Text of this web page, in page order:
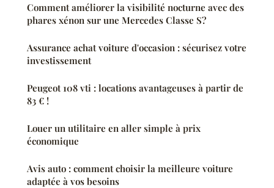
Comment améliorer la visibilité nocturne avec des
phares xénon sur une Mercedes Classe S?
Assurance achat voiture d'occasion : sécurisez votre
investissement
Peugeot 108 vti : locations avantageuses à partir de
83 € !
Louer un utilitaire en aller simple à prix
économique
Avis auto : comment choisir la meilleure voiture
adaptée à vos besoins